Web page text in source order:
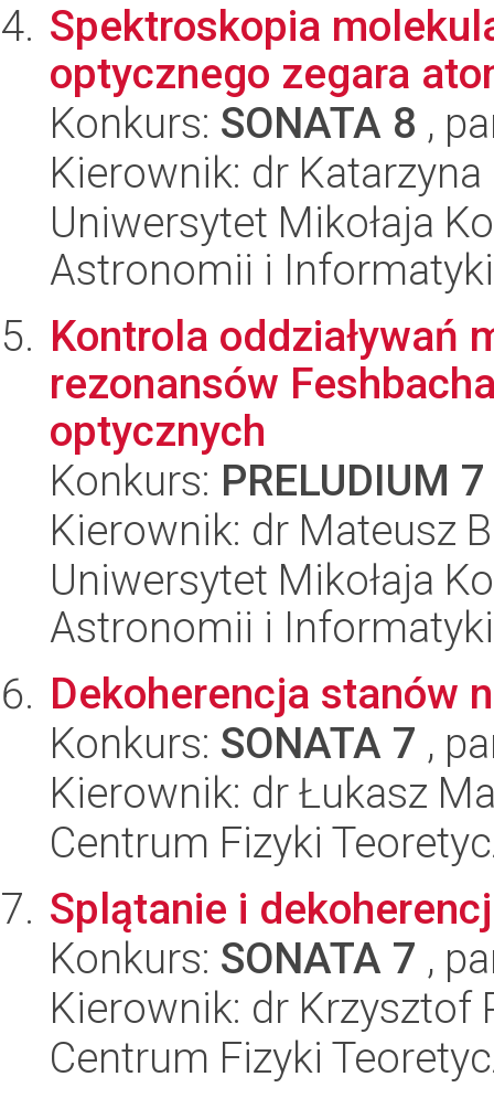
Spektroskopia
optycznego zegara
Konkurs: SONATA 8 ,
Kierownik: dr Katarzyna
Uniwersytet Mikołaja
Astronomii i
Kontrola oddziaływań
rezonansów
optycznych
Konkurs: PRELUDIUM 7
Kierownik: dr Mateusz
Uniwersytet Mikołaja
Astronomii i
Dekoherencja stanów
Konkurs: SONATA 7 ,
Kierownik: dr Łukasz
Centrum Fizyki
Splątanie i
Konkurs: SONATA 7 ,
Kierownik: dr Krzysztof
Centrum Fizyki